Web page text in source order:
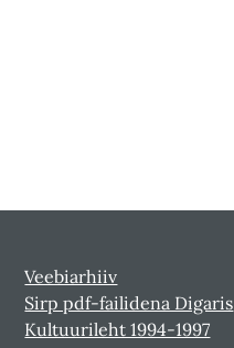
Veebiarhiiv
Sirp pdf-failidena Digaris
Kultuurileht 1994-1997